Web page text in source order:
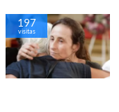
197
visitas